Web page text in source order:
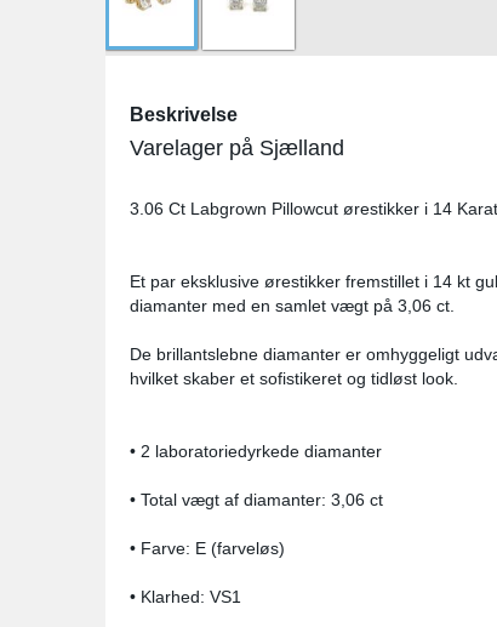
Beskrivelse
Varelager på Sjælland
3.06 Ct Labgrown Pillowcut ørestikker i 14
Et par eksklusive ørestikker fremstillet i 14 kt
diamanter med en samlet vægt på 3,06 ct.
De brillantslebne diamanter er omhyggeligt
hvilket skaber et sofistikeret og tidløst look.
• 2 laboratoriedyrkede diamanter
• Total vægt af diamanter: 3,06 ct
• Farve: E (farveløs)
• Klarhed: VS1